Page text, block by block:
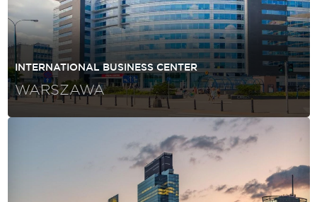
INTERNATIONAL BUSINESS CENTER
WARSZAWA